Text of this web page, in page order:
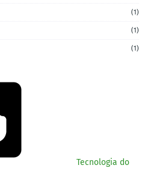
(1)
(1)
(1)
Tecnologia do